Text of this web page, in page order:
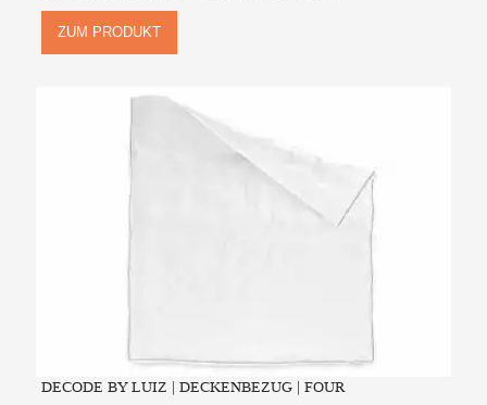
ZUM PRODUKT
DECODE BY LUIZ | DECKENBEZUG | FOUR